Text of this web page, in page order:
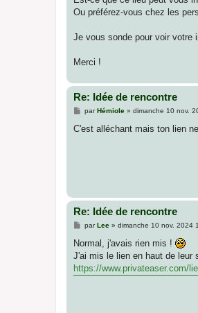
Ou préférez-vous chez les
Je vous sonde pour voir votre
Merci !
Re: Idée de rencontre
M
s
parHémiole» dimanche 10 nov.
C'est alléchant mais ton lien
Re: Idée de rencontre
M
s
a
g
e
parLee» dimanche 10 nov. 2024
Normal, j'avais rien mis !
J'ai mis le lien en haut de
https://www.privateaser.com/